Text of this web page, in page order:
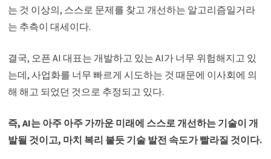
는 것 이상의, 스스로 문제를 찾고 개선하는 알고리즘일거라
는 추측이 대세이다.
결국, 오픈 AI 대표는 개발하고 있는 AI가 너무 위험해지고 있
는데, 사업화를 너무 빠르게 시도하는 것 때문에 이사회에 의
해 해고 되었던 것으로 추정되고 있다.
즉, AI는 아주 아주 가까운 미래에 스스로 개선하는 기술이 개
발될 것이고, 마치 복리 붙듯 기술 발전 속도가 빨라질 것이다.